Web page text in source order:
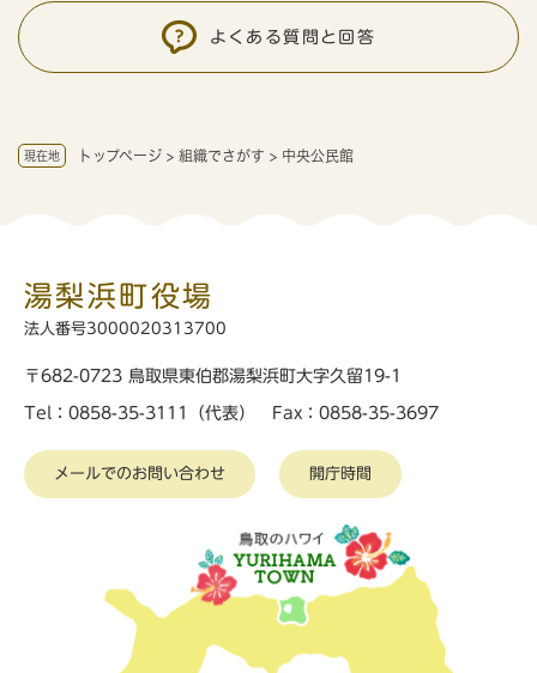
現在地 トップページ > 組織でさがす > 中央公民館
よくある質問と回答
湯梨浜町役場
法人番号3000020313700
〒682-0723 鳥取県東伯郡湯梨浜町大字久留19-1
Tel：0858-35-3111（代表） Fax：0858-35-3697
メールでのお問い合わせ 開庁時間